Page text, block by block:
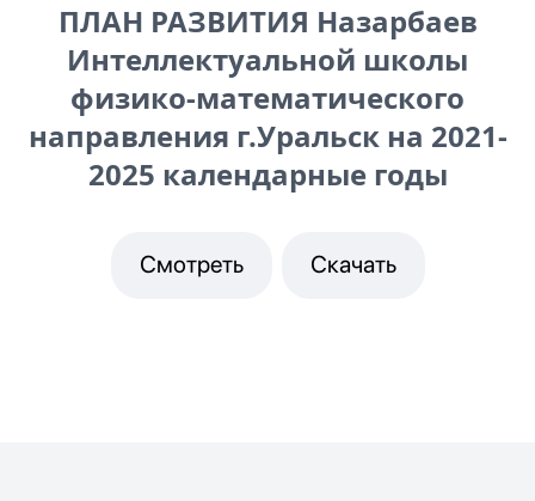
ПЛАН РАЗВИТИЯ Назарбаев
Интеллектуальной школы
физико-математического
направления г.Уральск на 2021-
2025 календарные годы
Смотреть Скачать